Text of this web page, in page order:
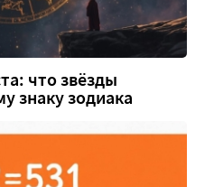
что звёзды
знаку зодиака